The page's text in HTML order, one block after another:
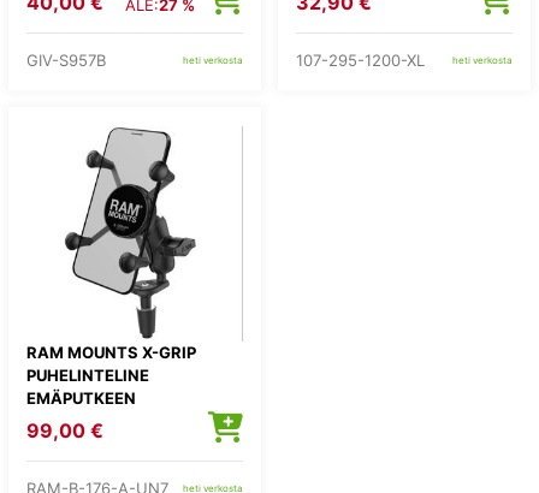
ALE:27 %
GIV-S957B heti verkosta 107-295-1200-XL heti verkosta
RAM MOUNTS X-GRIP
PUHELINTELINE
EMÄPUTKEEN
99,00 €
RAM-B-176-A-UN7 heti verkosta